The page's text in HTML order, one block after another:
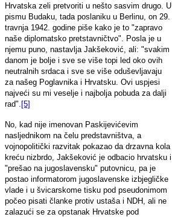
Hrvatska zeli pretvoriti u nešto sasvim drugo. U
pismu Budaku, tada poslaniku u Berlinu, on 29.
travnja 1942. godine piše kako je to "zapravo
naše diplomatsko pretstavničtvo". Posla je u
njemu puno, nastavlja Jakšeković, ali: "svakim
danom je bolje i sve se više topi led oko ovih
neutralnih srdaca i sve se više oduševljavaju
za našeg Poglavnika i Hrvatsku. Ovi uspjesi
najveći su mi veselje i najbolja pobuda za dalji
rad". [5]
No, kad nije imenovan Paskijevićevim
nasljednikom na čelu predstavništva, a
vojnopolitički razvitak pokazao da drzavna kola
kreću nizbrdo, Jakšeković je odbacio hrvatsku i
"prešao na jugoslavensku" putovnicu, pa je
postao informatorom jugoslavenske izbjegličke
vlade i u švicarskome tisku pod pseudonimom
počeo pisati članke protiv ustaša i NDH, ali ne
zalazući se za opstanak Hrvatske pod